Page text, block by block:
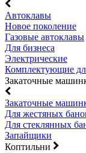
Автоклавы
Новое поколение
Газовые автоклавы
Для бизнеса
Электрические
Комплектующие
Закаточные
Закаточные
Для жестяных
Для стеклянных
Запайщики
Коптильни